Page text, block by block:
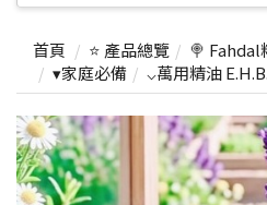
首頁 ⭐ 產品總覽 🍭 Fahdal
▾家庭必備
⌵萬用精油